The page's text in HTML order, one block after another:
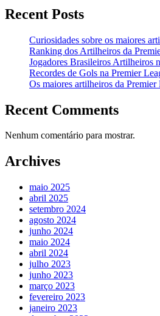
Recent Posts
Curiosidades sobre os maiores
Ranking dos Artilheiros da
Jogadores Brasileiros Artilheiros
Recordes de Gols na Premier
Os maiores artilheiros da
Recent Comments
Nenhum comentário para mostrar.
Archives
maio 2025
abril 2025
setembro 2024
agosto 2024
junho 2024
maio 2024
abril 2024
julho 2023
junho 2023
março 2023
fevereiro 2023
janeiro 2023